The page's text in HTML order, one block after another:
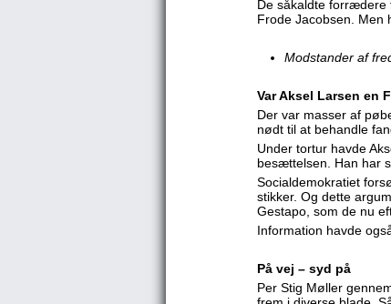
De såkaldte
Frode Jacobsen. Men
Modstander af
Var Aksel Larsen en
Der var masser af
nødt til at behandle
Under tortur havde
besættelsen. Han har
Socialdemokratiet
stikker. Og dette
Gestapo, som de nu
Information havde
På vej – syd på
Per Stig Møller